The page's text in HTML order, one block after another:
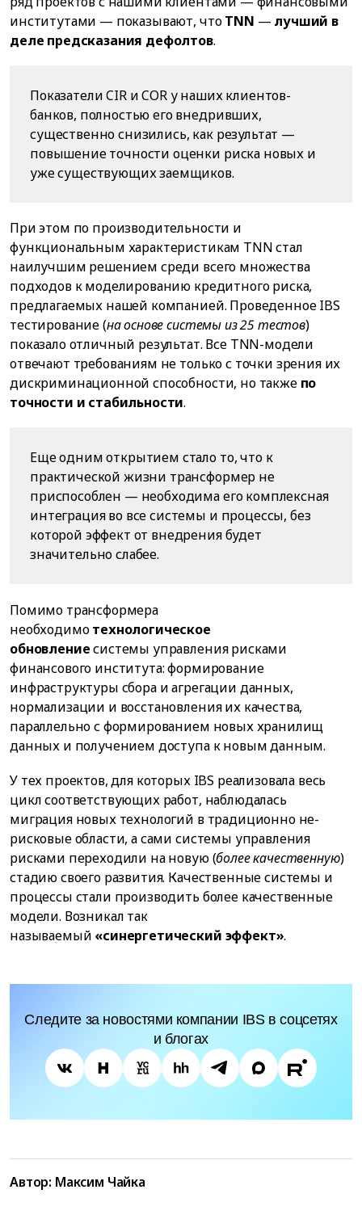
институтами — показывают, чтоTNN — лучший в
деле предсказания дефолтов.
Показатели CIR и COR у наших клиентов-
банков, полностью его внедривших,
существенно снизились, как результат —
повышение точности оценки риска новых и
уже существующих заемщиков.
При этом по производительности и
функциональным характеристикам TNN стал
наилучшим решением среди всего множества
подходов к моделированию кредитного риска,
предлагаемых нашей компанией. Проведенное IBS
тестирование (на основе системы из 25 тестов)
показало отличный результат. Все TNN-модели
отвечают требованиям не только с точки зрения их
дискриминационной способности, но также по
точности и стабильности.
Еще одним открытием стало то, что к
практической жизни трансформер не
приспособлен — необходима его комплексная
интеграция во все системы и процессы, без
которой эффект от внедрения будет
значительно слабее.
Помимо трансформера
необходимотехнологическое
обновлениесистемы управления рисками
финансового института: формирование
инфраструктуры сбора и агрегации данных,
нормализации и восстановления их качества,
параллельно с формированием новых хранилищ
данных и получением доступа к новым данным.
У тех проектов, для которых IBS реализовала весь
цикл соответствующих работ, наблюдалась
миграция новых технологий в традиционно не-
рисковые области, а сами системы управления
рисками переходили на новую (более качественную)
стадию своего развития. Качественные системы и
процессы стали производить более качественные
модели. Возникал так
называемый «синергетический эффект».
Следите за новостями компании IBS в соцсетях
и блогах
Автор: Максим Чайка